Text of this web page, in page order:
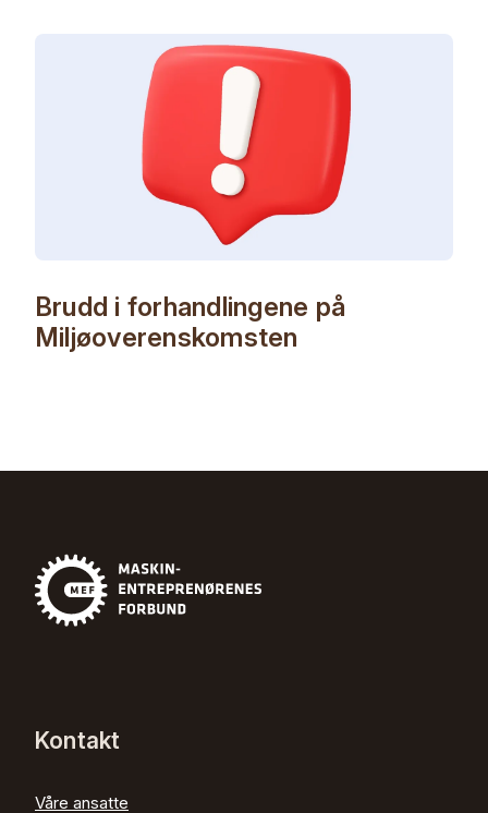
Brudd i forhandlingene på
Miljøoverenskomsten
Kontakt
Våre ansatte